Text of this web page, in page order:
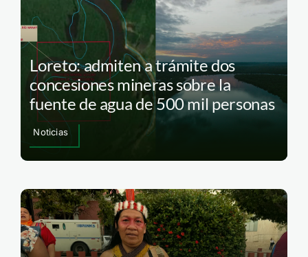
Loreto: admiten a trámite dos
concesiones mineras sobre la
fuente de agua de 500 mil personas
Noticias